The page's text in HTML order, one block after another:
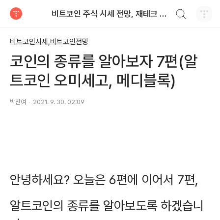
비트코인 주식 시세 전망, 재테크 투자
비트코인시세,비트코인전망
코인의 종류를 알아보자 7편(알
트코인 오미세고, 메디블록)
박찬여 2021. 9. 30. 02:09
안녕하세요? 오늘은 6편에 이어서 7편,
알트코인의 종류를 알아보도록 하겠습니